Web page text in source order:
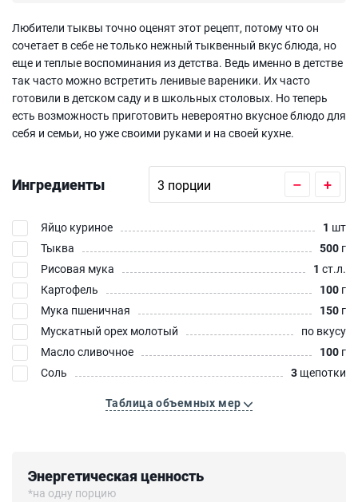
Любители тыквы точно оценят этот рецепт, потому что он
сочетает в себе не только нежный тыквенный вкус блюда, но
еще и теплые воспоминания из детства. Ведь именно в детстве
так часто можно встретить ленивые вареники. Их часто
готовили в детском саду и в школьных столовых. Но теперь
есть возможность приготовить невероятно вкусное блюдо для
себя и семьи, но уже своими руками и на своей кухне.
Ингредиенты – +
Яйцо куриное 1 шт
Тыква
500 г
Рисовая мука
1 ст.л.
Картофель
100 г
Мука пшеничная
150 г
Мускатный орех молотый
по вкусу
Масло сливочное
100 г
Соль
3 щепотки
Таблица объемных мер
Энергетическая ценность
*на одну порцию